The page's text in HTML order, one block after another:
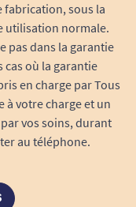
la fenêtre
immédiate
Ce système
la gestion des
ou les
en toute
fabrication, sous la
utilisation normale.
pas dans la garantie
cas où la garantie
en charge par Tous
votre charge et un
vos soins, durant
au téléphone.